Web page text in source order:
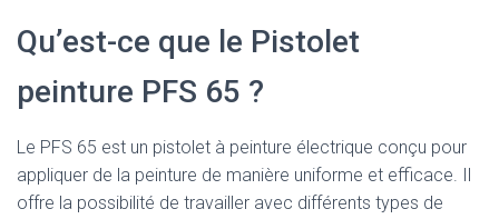
Qu’est-ce que le Pistolet
peinture PFS 65 ?
Le PFS 65 est un pistolet à peinture électrique conçu pour
appliquer de la peinture de manière uniforme et efficace. Il
offre la possibilité de travailler avec différents types de